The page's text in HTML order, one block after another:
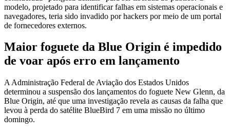
modelo, projetado para identificar falhas em sistemas operacionais e
navegadores, teria sido invadido por hackers por meio de um portal
de fornecedores externos.
Maior foguete da Blue Origin é impedido
de voar após erro em lançamento
A Administração Federal de Aviação dos Estados Unidos
determinou a suspensão dos lançamentos do foguete New Glenn, da
Blue Origin, até que uma investigação revela as causas da falha que
levou à perda do satélite BlueBird 7 em uma missão no último
domingo.